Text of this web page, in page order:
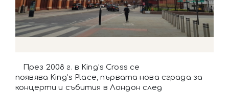
През 2008 г. в King’s Cross се
появява King’s Place, първата нова сграда за
концерти и събития в Лондон след